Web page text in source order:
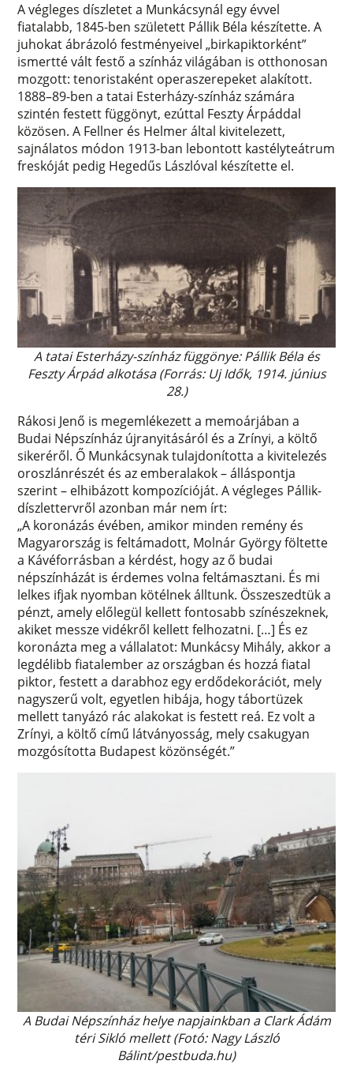
A végleges díszletet a Munkácsynál egy évvel
fiatalabb, 1845-ben született Pállik Béla készítette. A
juhokat ábrázoló festményeivel „birkapiktorként”
ismertté vált festő a színház világában is otthonosan
mozgott: tenoristaként operaszerepeket alakított.
1888–89-ben a tatai Esterházy-színház számára
szintén festett függönyt, ezúttal Feszty Árpáddal
közösen. A Fellner és Helmer által kivitelezett,
sajnálatos módon 1913-ban lebontott kastélyteátrum
freskóját pedig Hegedűs Lászlóval készítette el.
A tatai Esterházy-színház függönye: Pállik Béla és
Feszty Árpád alkotása (Forrás: Uj Idők, 1914. június
28.)
Rákosi Jenő is megemlékezett a memoárjában a
Budai Népszínház újranyitásáról és a Zrínyi, a költő
sikeréről. Ő Munkácsynak tulajdonította a kivitelezés
oroszlánrészét és az emberalakok – álláspontja
szerint – elhibázott kompozícióját. A végleges Pállik-
díszlettervről azonban már nem írt:
„A koronázás évében, amikor minden remény és
Magyarország is feltámadott, Molnár György föltette
a Kávéforrásban a kérdést, hogy az ő budai
népszínházát is érdemes volna feltámasztani. És mi
lelkes ifjak nyomban kötélnek álltunk. Összeszedtük a
pénzt, amely előlegül kellett fontosabb színészeknek,
akiket messze vidékről kellett felhozatni. […] És ez
koronázta meg a vállalatot: Munkácsy Mihály, akkor a
legdélibb fiatalember az országban és hozzá fiatal
piktor, festett a darabhoz egy erdődekorációt, mely
nagyszerű volt, egyetlen hibája, hogy tábortüzek
mellett tanyázó rác alakokat is festett reá. Ez volt a
Zrínyi, a költő című látványosság, mely csakugyan
mozgósította Budapest közönségét.”
A Budai Népszínház helye napjainkban a Clark Ádám
téri Sikló mellett (Fotó: Nagy László
Bálint/pestbuda.hu)